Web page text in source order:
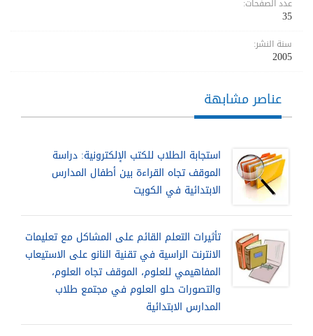
عدد الصفحات:
35
سنة النشر:
2005
عناصر مشابهة
استجابة الطلاب للكتب الإلكترونية: دراسة
الموقف تجاه القراءة بين أطفال المدارس
الابتدائية في الكويت
تأثيرات التعلم القائم على المشاكل مع تعليمات
الانترنت الراسية في تقنية النانو على الاستيعاب
المفاهيمي للعلوم، الموقف تجاه العلوم،
والتصورات حلو العلوم في مجتمع طلاب
المدارس الابتدائية